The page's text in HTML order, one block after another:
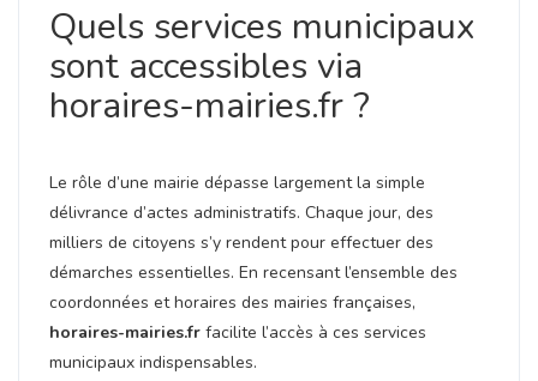
Quels services municipaux
sont accessibles via
horaires-mairies.fr ?
Le rôle d’une mairie dépasse largement la simple
délivrance d’actes administratifs. Chaque jour, des
milliers de citoyens s’y rendent pour effectuer des
démarches essentielles. En recensant l’ensemble des
coordonnées et horaires des mairies françaises,
horaires-mairies.fr facilite l’accès à ces services
municipaux indispensables.